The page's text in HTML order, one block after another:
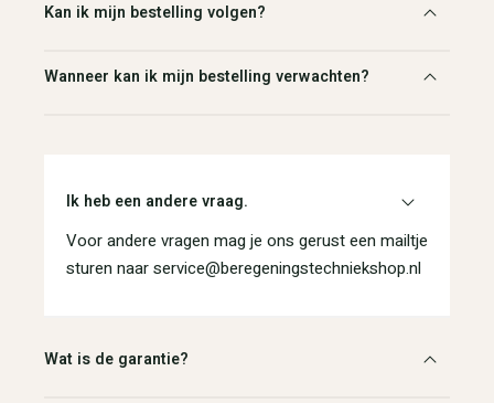
Kan ik mijn bestelling volgen?
Wanneer kan ik mijn bestelling verwachten?
Ik heb een andere vraag.
Voor andere vragen mag je ons gerust een mailtje
sturen naar service@beregeningstechniekshop.nl
Wat is de garantie?